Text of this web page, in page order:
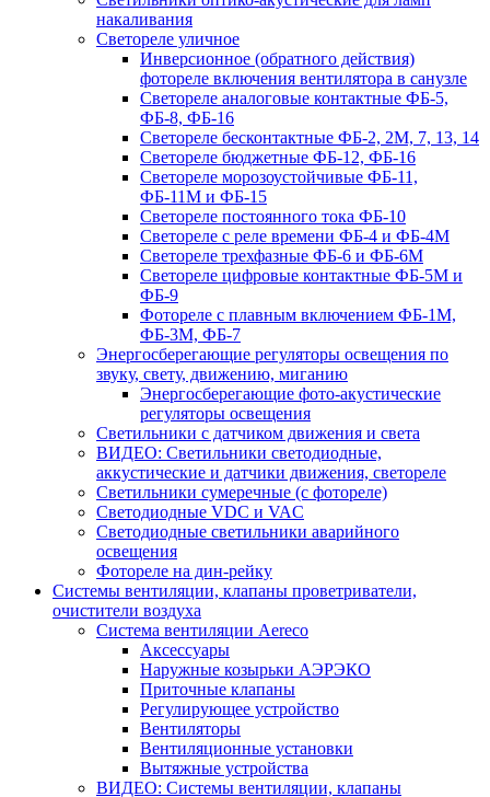
накаливания
Светореле уличное
Инверсионное (обратного действия)
фотореле включения вентилятора в санузле
Светореле аналоговые контактные ФБ-5,
ФБ-8, ФБ-16
Светореле бесконтактные ФБ-2, 2М, 7, 13, 14
Светореле бюджетные ФБ-12, ФБ-16
Светореле морозоустойчивые ФБ-11,
ФБ-11М и ФБ-15
Светореле постоянного тока ФБ-10
Светореле с реле времени ФБ-4 и ФБ-4М
Светореле трехфазные ФБ-6 и ФБ-6М
Светореле цифровые контактные ФБ-5М и
ФБ-9
Фотореле с плавным включением ФБ-1М,
ФБ-3М, ФБ-7
Энергосберегающие регуляторы освещения по
звуку, свету, движению, миганию
Энергосберегающие фото-акустические
регуляторы освещения
Светильники с датчиком движения и света
ВИДЕО: Светильники светодиодные,
аккустические и датчики движения, светореле
Светильники сумеречные (с фотореле)
Светодиодные VDC и VAC
Светодиодные светильники аварийного
освещения
Фотореле на дин-рейку
Системы вентиляции, клапаны проветриватели,
очистители воздуха
Система вентиляции Aereco
Аксессуары
Наружные козырьки АЭРЭКО
Приточные клапаны
Регулирующее устройство
Вентиляторы
Вентиляционные установки
Вытяжные устройства
ВИДЕО: Системы вентиляции, клапаны